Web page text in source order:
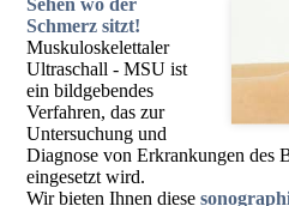
Sehen wo der
Schmerz sitzt!
Muskuloskelettaler
Ultraschall - MSU ist
ein bildgebendes
Verfahren, das zur
Untersuchung und
Diagnose von Erkrankungen des
eingesetzt wird.
Wir bieten Ihnen diese